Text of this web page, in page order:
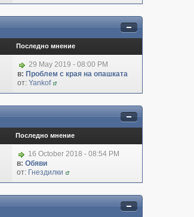
Последно мнение
29 May 2019 - 08:00 PM
в: Проблем с края на опашката
от: Yankof
Последно мнение
16 October 2018 - 08:54 PM
в: Обяви
от: Гнездилки